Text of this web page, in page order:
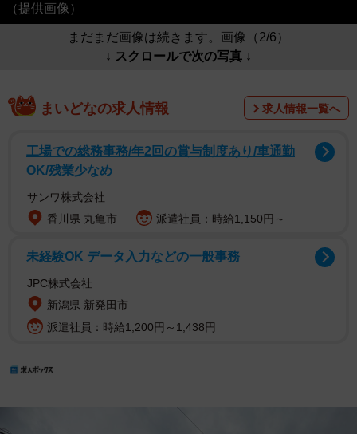
（提供画像）
まだまだ画像は続きます。画像（2/6）
↓ スクロールで次の写真 ↓
まいどなの求人情報 求人情報一覧へ
工場での総務事務/年2回の賞与制度あり/車通勤
OK/残業少なめ
サンワ株式会社
香川県 丸亀市
派遣社員：時給1,150円～
未経験OK データ入力などの一般事務
JPC株式会社
新潟県 新発田市
派遣社員：時給1,200円～1,438円